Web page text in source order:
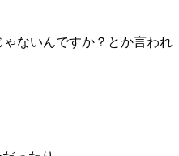
ないんですか？とか言われ